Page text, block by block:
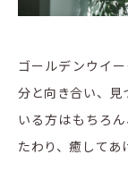
ゴールデンウイ
分と向き合い、見
いる方はもちろ
たわり、癒してあ